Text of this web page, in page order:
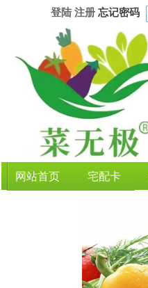
网站首页 宅配卡
登陆 注册 忘记密码